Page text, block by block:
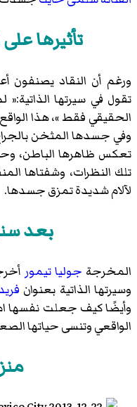
تأثيرها
ورغم أن النقاد يصنفون
تقول في سيرتها الذاتية:«
الحقيقي فقط »، هذا
وفي جسدها المثخن
تعكس ظاهرها الباطن،
تلك النظرات، وشفتاها
لآلام شديدة تمزق جسدها.
بعد
المخرجة جوليا تيمور
وسيرتها الذاتية بعنوان
وأيضًا كيف جعلت نفسها
الواقعي وتنسى حياتها